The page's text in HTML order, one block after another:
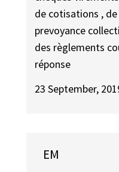
de cotisations ,
prevoyance
des règlements
réponse
23 September,
EM